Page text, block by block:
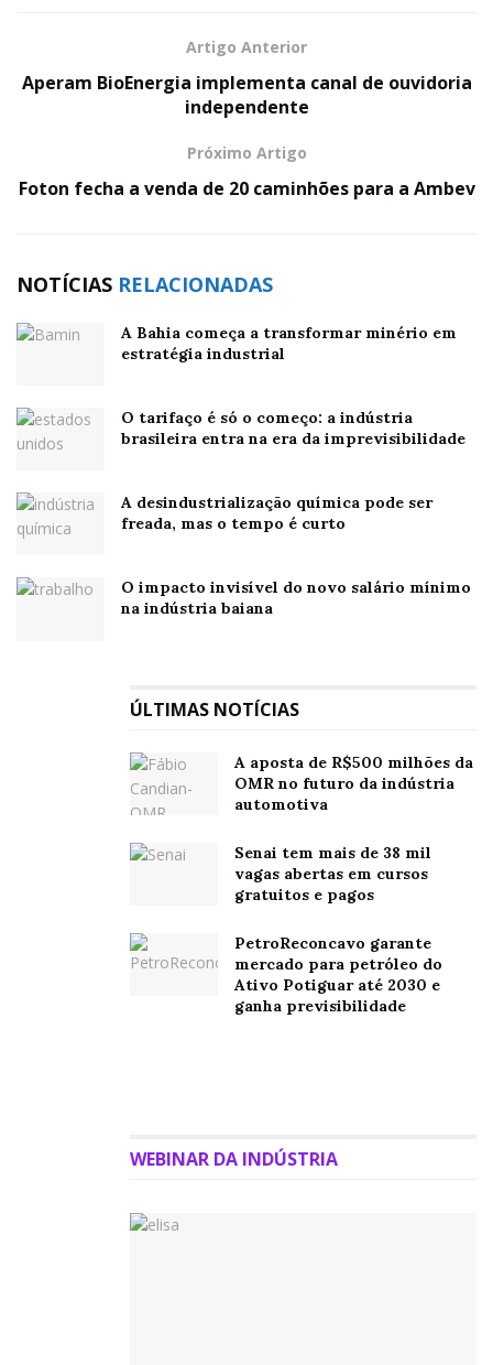
Artigo Anterior
Aperam BioEnergia implementa canal de ouvidoria
independente
Próximo Artigo
Foton fecha a venda de 20 caminhões para a Ambev
NOTÍCIAS RELACIONADAS
A Bahia começa a transformar minério em
estratégia industrial
O tarifaço é só o começo: a indústria
brasileira entra na era da imprevisibilidade
A desindustrialização química pode ser
freada, mas o tempo é curto
O impacto invisível do novo salário mínimo
na indústria baiana
ÚLTIMAS NOTÍCIAS
A aposta de R$500 milhões da
OMR no futuro da indústria
automotiva
Senai tem mais de 38 mil
vagas abertas em cursos
gratuitos e pagos
PetroReconcavo garante
mercado para petróleo do
Ativo Potiguar até 2030 e
ganha previsibilidade
WEBINAR DA INDÚSTRIA